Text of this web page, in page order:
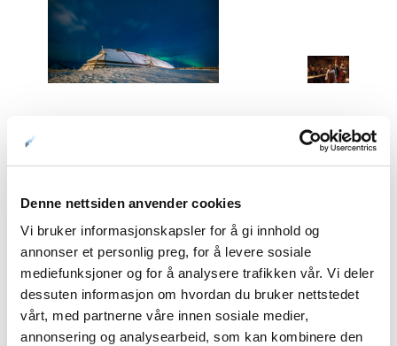
Denne nettsiden anvender cookies
Vi bruker informasjonskapsler for å gi innhold og
annonser et personlig preg, for å levere sosiale
mediefunksjoner og for å analysere trafikken vår. Vi deler
dessuten informasjon om hvordan du bruker nettstedet
vårt, med partnerne våre innen sosiale medier,
annonsering og analysearbeid, som kan kombinere den
01: Lofotr Vikingmuseum kan også besøkes om vinteren – Kjell Ove
Storvik
02: Sommeren er en ypperlig årstid for å besøke Lofotr Vikingmuseum –
03: Ta del i vikingenes historie – Kjell Ove Storvik
Vikingfestival
Har du lurt på hvordan det ville være å vandre rundt blant
vikingene på Borg for over 1000 år siden? Lyden av menn